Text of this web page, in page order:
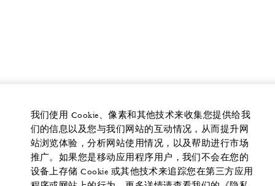
我们使用 Cookie、像素和其他技术来收集您提供给我
们的信息以及您与我们网站的互动情况，从而提升网
站浏览体验，分析网站使用情况，以及帮助进行市场
推广。如果您是移动应用程序用户，我们不会在您的
设备上存储 Cookie 或其他技术来追踪您在第三方应用